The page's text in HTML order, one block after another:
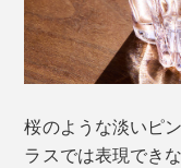
桜のような淡いピ
ラスでは表現でき